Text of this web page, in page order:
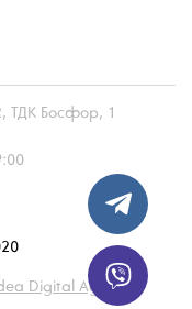
ТДК Босфор, 1
Digital Agency